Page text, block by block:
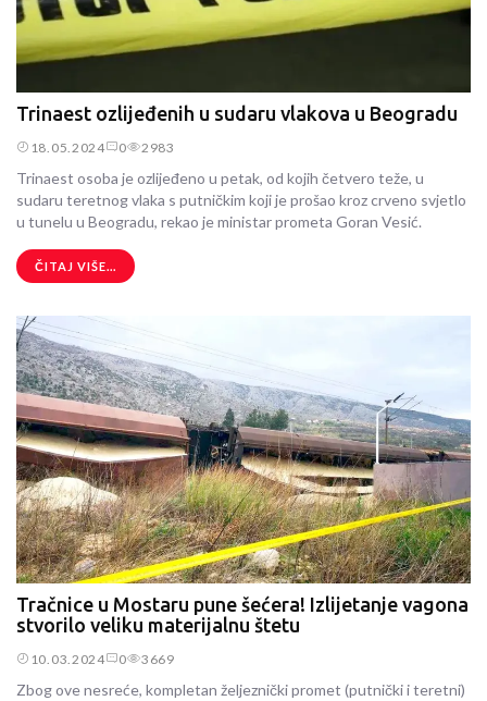
Trinaest ozlijeđenih u sudaru vlakova u Beogradu
18.05.2024 0 2983
Trinaest osoba je ozlijeđeno u petak, od kojih četvero teže, u
sudaru teretnog vlaka s putničkim koji je prošao kroz crveno svjetlo
u tunelu u Beogradu, rekao je ministar prometa Goran Vesić.
ČITAJ VIŠE...
Tračnice u Mostaru pune šećera! Izlijetanje vagona
stvorilo veliku materijalnu štetu
10.03.2024 0 3669
Zbog ove nesreće, kompletan željeznički promet (putnički i teretni)